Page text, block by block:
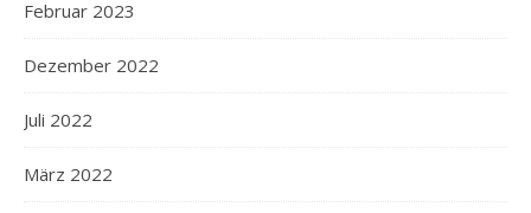
Februar 2023
Dezember 2022
Juli 2022
März 2022